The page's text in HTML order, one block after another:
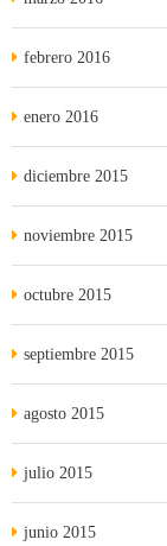
febrero 2016
enero 2016
diciembre 2015
noviembre 2015
octubre 2015
septiembre 2015
agosto 2015
julio 2015
junio 2015